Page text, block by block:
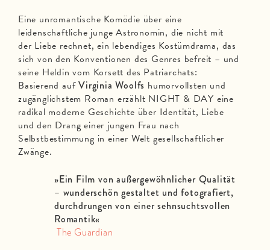
Eine unromantische Komödie über eine
leidenschaftliche junge Astronomin, die nicht mit
der Liebe rechnet, ein lebendiges Kostümdrama, das
sich von den Konventionen des Genres befreit – und
seine Heldin vom Korsett des Patriarchats:
Basierend aufVirginia Woolfs humorvollsten und
zugänglichstem Roman erzählt NIGHT & DAY eine
radikal moderne Geschichte über Identität, Liebe
und den Drang einer jungen Frau nach
Selbstbestimmung in einer Welt gesellschaftlicher
Zwänge.
»Ein Film von außergewöhnlicher Qualität
– wunderschön gestaltet und fotografiert,
durchdrungen von einer sehnsuchtsvollen
Romantik«
The Guardian